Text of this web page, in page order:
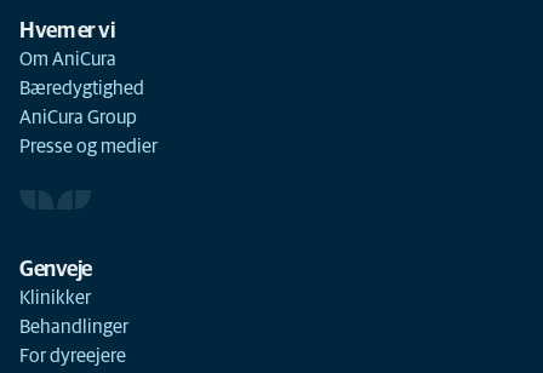
Hvem er vi
Om AniCura
Bæredygtighed
AniCura Group
Presse og medier
Genveje
Klinikker
Behandlinger
For dyreejere